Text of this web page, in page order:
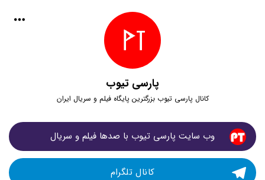
پارسی تیوب
کانال پارسی تیوب بزرگترین پایگاه فیلم و سریال ایران
وب سایت پارسی تیوب با صدها فیلم و سریال
کانال تلگرام